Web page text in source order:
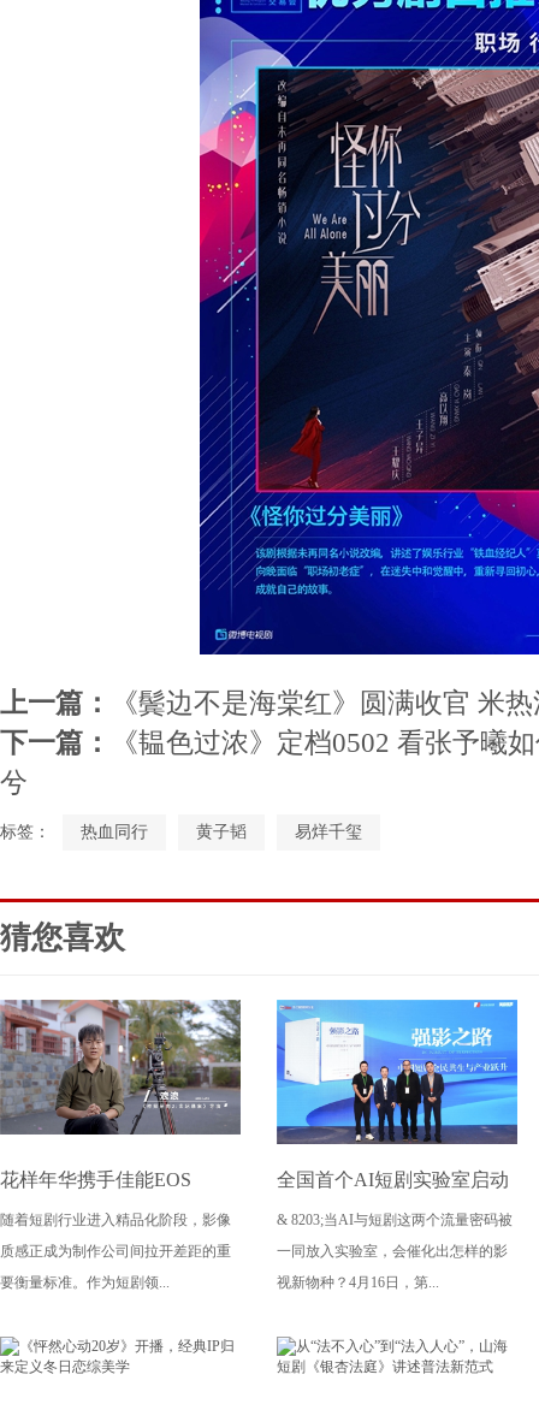
上一篇：
《鬓边不是海棠红》圆满收官 米
下一篇：
《韫色过浓》定档0502 看张予曦
兮
标签： 热血同行 黄子韬 易烊千玺
猜您喜欢
花样年华携手佳能EOS
C50，质效双优赋能《神探
吴南2：世纪悬案》短剧精品
随着短剧行业进入精品化阶段，影像
质感正成为制作公司间拉开差距的重
要衡量标准。作为短剧领...
全国首个AI短剧实验室启动
成都文旅集团全面抢滩数字
文创新高地
& 8203;当AI与短剧这两个流量密码被
一同放入实验室，会催化出怎样的影
视新物种？4月16日，第...